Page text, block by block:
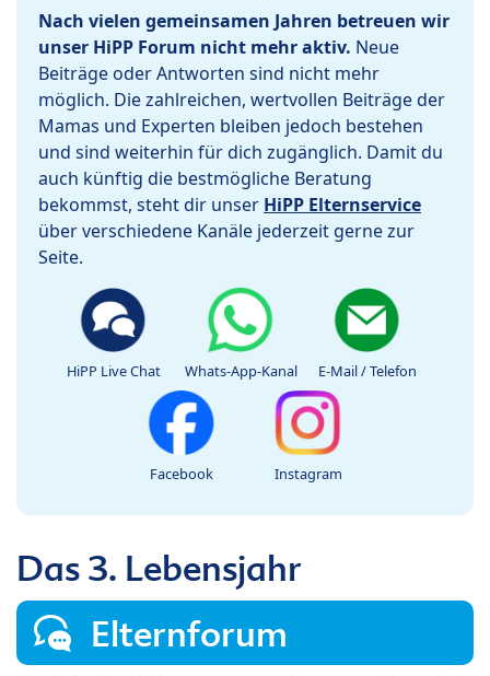
Nach vielen gemeinsamen Jahren betreuen wir
unser HiPP Forum nicht mehr aktiv. Neue
Beiträge oder Antworten sind nicht mehr
möglich. Die zahlreichen, wertvollen Beiträge der
Mamas und Experten bleiben jedoch bestehen
und sind weiterhin für dich zugänglich. Damit du
auch künftig die bestmögliche Beratung
bekommst, steht dir unser HiPP Elternservice
über verschiedene Kanäle jederzeit gerne zur
Seite.
HiPP Live Chat Whats-App-Kanal E-Mail / Telefon
Facebook Instagram
Das 3. Lebensjahr
Elternforum